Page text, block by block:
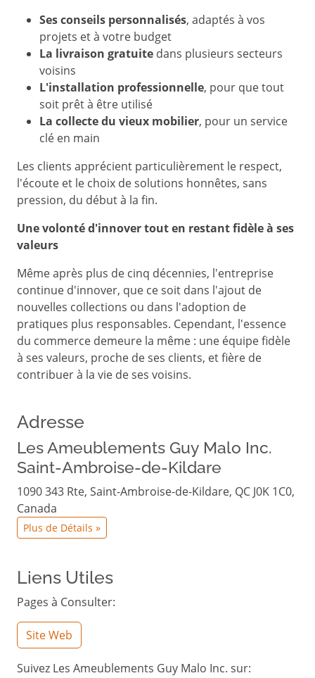
Ses conseils personnalisés, adaptés à vos
projets et à votre budget
La livraison gratuite dans plusieurs secteurs
voisins
L'installation professionnelle, pour que tout
soit prêt à être utilisé
La collecte du vieux mobilier, pour un service
clé en main
Les clients apprécient particulièrement le respect,
l'écoute et le choix de solutions honnêtes, sans
pression, du début à la fin.
Une volonté d'innover tout en restant fidèle à ses
valeurs
Même après plus de cinq décennies, l'entreprise
continue d'innover, que ce soit dans l'ajout de
nouvelles collections ou dans l'adoption de
pratiques plus responsables. Cependant, l'essence
du commerce demeure la même : une équipe fidèle
à ses valeurs, proche de ses clients, et fière de
contribuer à la vie de ses voisins.
Adresse
Les Ameublements Guy Malo Inc.
Saint-Ambroise-de-Kildare
1090 343 Rte, Saint-Ambroise-de-Kildare, QC J0K 1C0,
Canada
Plus de Détails »
Liens Utiles
Pages à Consulter:
Site Web
Suivez Les Ameublements Guy Malo Inc. sur: